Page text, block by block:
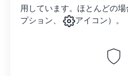
用しています。ほとんどの
プション、
アイコン）。